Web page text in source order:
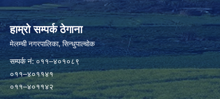
हाम्रो सम्पर्क ठेगाना
मेलम्ची नगरपालिका‍, सिन्धुपाल्चोक
सम्पर्क न‌ं: ०११–४०१०८९
०११–४०११४१
०११–४०११४२